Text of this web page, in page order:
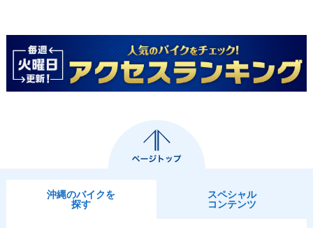
沖縄のバイクを
探す
スペシャル
コンテンツ